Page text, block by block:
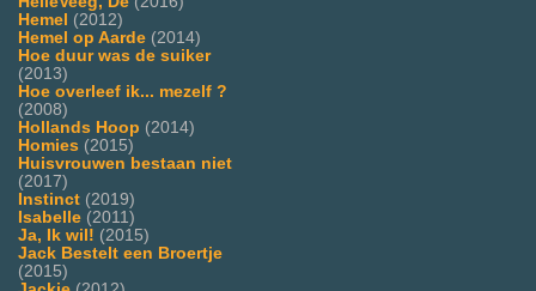
Hemel (2012)
Hemel op Aarde (2014)
Hoe duur was de suiker
(2013)
Hoe overleef ik... mezelf ?
(2008)
Hollands Hoop (2014)
Homies (2015)
Huisvrouwen bestaan niet
(2017)
Instinct (2019)
Isabelle (2011)
Ja, Ik wil! (2015)
Jack Bestelt een Broertje
(2015)